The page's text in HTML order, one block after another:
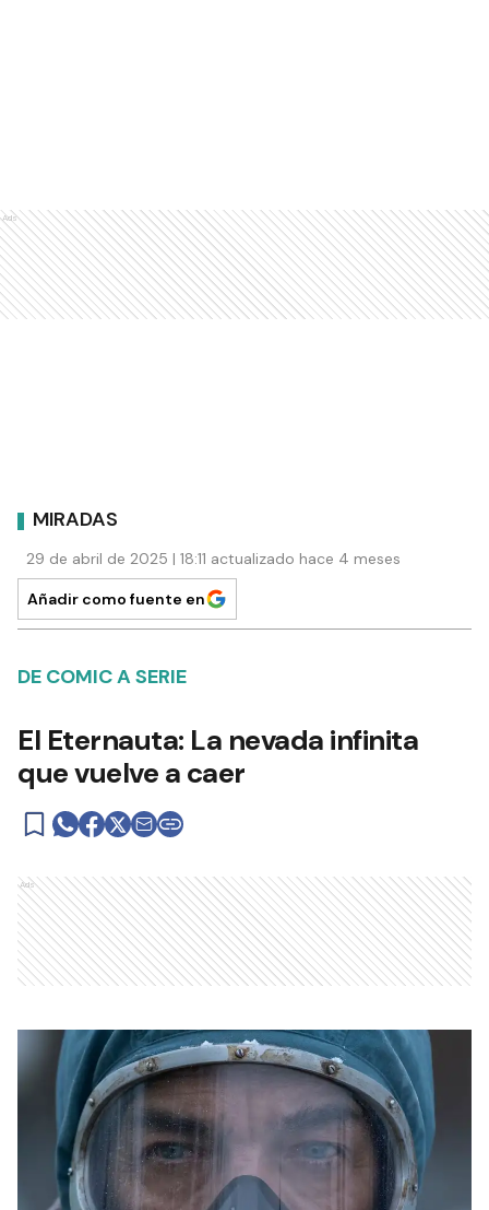
Ads
MIRADAS
29 de abril de 2025 | 18:11 actualizado hace 4 meses
Añadir como fuente en
DE COMIC A SERIE
El Eternauta: La nevada infinita
que vuelve a caer
Ads